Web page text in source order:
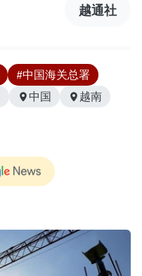
越通社
#中国海关总署
中国 越南